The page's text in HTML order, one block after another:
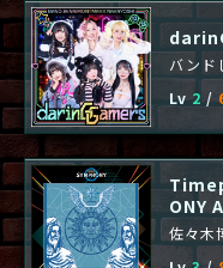
バンド
Lv2 /
ONY
佐々